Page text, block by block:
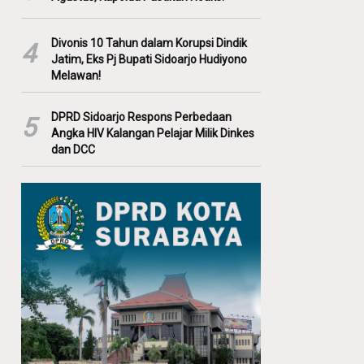
4
Divonis 10 Tahun dalam Korupsi Dindik
Jatim, Eks Pj Bupati Sidoarjo Hudiyono
Melawan!
5
DPRD Sidoarjo Respons Perbedaan
Angka HIV Kalangan Pelajar Milik Dinkes
dan DCC